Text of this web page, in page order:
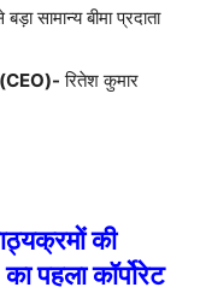
सामान्य बीमा प्रदाता
(CEO)- रितेश कुमार
की
पहला कॉर्पोरेट